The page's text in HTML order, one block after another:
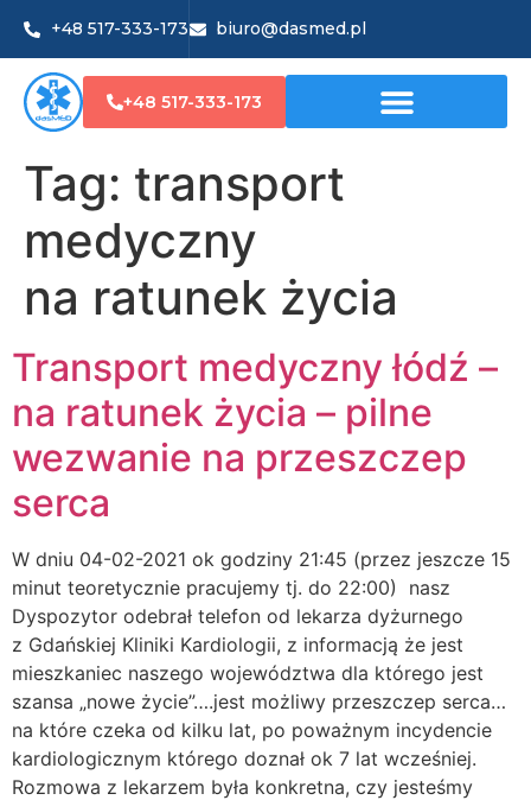
+48 517-333-173 biuro@dasmed.pl
+48 517-333-173
Tag: transport
medyczny
na ratunek życia
Transport medyczny łódź –
na ratunek życia – pilne
wezwanie na przeszczep
serca
W dniu 04-02-2021 ok godziny 21:45 (przez jeszcze 15
minut teoretycznie pracujemy tj. do 22:00) nasz
Dyspozytor odebrał telefon od lekarza dyżurnego
z Gdańskiej Kliniki Kardiologii, z informacją że jest
mieszkaniec naszego województwa dla którego jest
szansa „nowe życie”….jest możliwy przeszczep serca…
na które czeka od kilku lat, po poważnym incydencie
kardiologicznym którego doznał ok 7 lat wcześniej.
Rozmowa z lekarzem była konkretna, czy jesteśmy